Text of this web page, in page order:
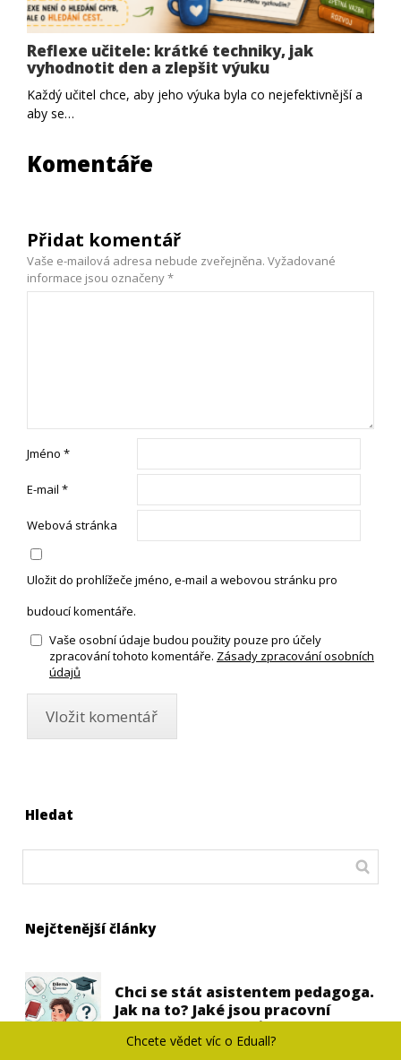
Reflexe učitele: krátké techniky, jak
vyhodnotit den a zlepšit výuku
Každý učitel chce, aby jeho výuka byla co nejefektivnější a
aby se…
Komentáře
Přidat komentář
Vaše e-mailová adresa nebude zveřejněna. Vyžadované
informace jsou označeny*
Jméno *
E-mail *
Webová stránka
Uložit do prohlížeče jméno, e-mail a webovou stránku pro
budoucí komentáře.
Vaše osobní údaje budou použity pouze pro účely
zpracování tohoto komentáře. Zásady zpracování osobních
údajů
Hledat
Nejčtenější články
Chci se stát asistentem pedagoga.
Jak na to? Jaké jsou pracovní
podmínky asistentů pedagoga?
Chcete vědet víc o Eduall?